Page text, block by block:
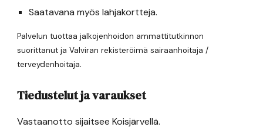
Saatavana myös lahjakortteja.
Palvelun tuottaa jalkojenhoidon ammattitutkinnon
suorittanut ja Valviran rekisteröimä sairaanhoitaja /
terveydenhoitaja.
Tiedustelut ja varaukset
Vastaanotto sijaitsee Koisjärvellä.